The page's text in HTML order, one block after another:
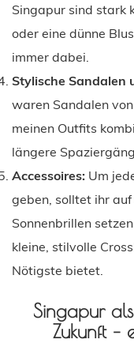
Singapur sind stark
oder eine dünne
immer dabei.
Stylische Sandalen
waren Sandalen
meinen Outfits
längere
Accessoires: Um
geben, solltet ihr
Sonnenbrillen
kleine, stilvolle
Nötigste bietet.
Singapur
Zukunft –